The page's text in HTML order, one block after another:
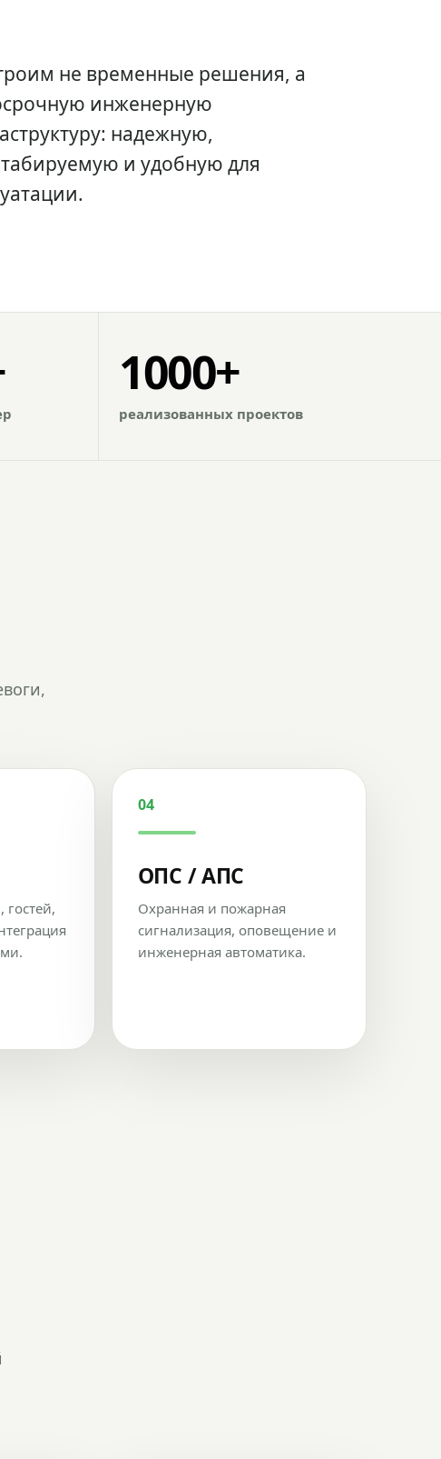
не временные решения, а
инженерную
надежную,
и удобную для
1000+
реализованных проектов
гостей,
04
ОПС / АПС
Охранная и пожарная
сигнализация, оповещение и
инженерная автоматика.